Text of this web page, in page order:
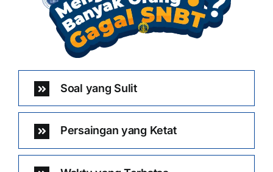
Soal yang Sulit
Persaingan yang Ketat